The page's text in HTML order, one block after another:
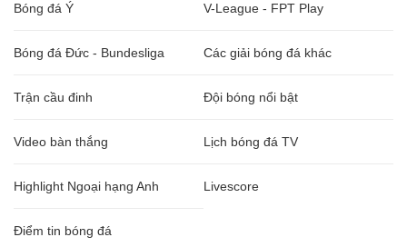
Bóng đá Ý V-League - FPT Play
Bóng đá Đức - Bundesliga Các giải bóng đá khác
Trận cầu đinh Đội bóng nổi bật
Video bàn thắng Lịch bóng đá TV
Highlight Ngoại hạng Anh Livescore
Điểm tin bóng đá